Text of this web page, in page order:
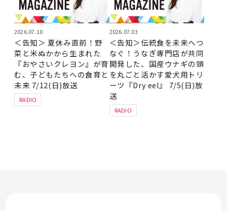
RADIO
2026.07.10
＜告知＞ 夏休み直前！野
菜と米ぬかから生まれた
『おやさいクレヨン』が育
む、子どもたちへの食育と
未来 7/12(日)放送
RADIO
2026.07.03
＜告知＞伝統食を未来へつ
なぐ！うなぎ専門店が共同
開発した、国産ウナギの頭
を丸ごと活かす愛犬用トリ
ーツ『Dry eel』 7/5(日)放
送